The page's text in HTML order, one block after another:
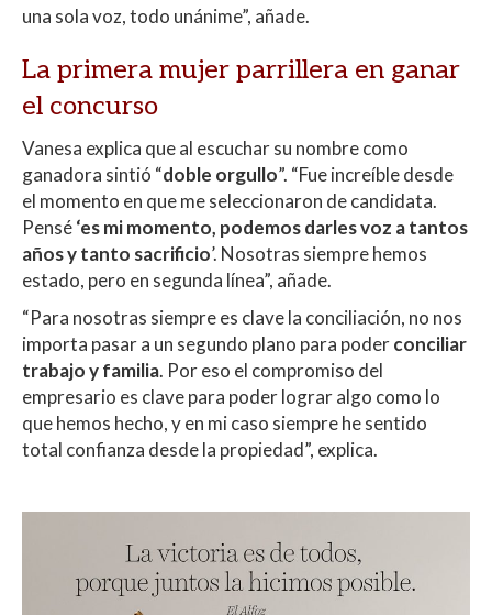
una sola voz, todo unánime”, añade.
La primera mujer parrillera en ganar
el concurso
Vanesa explica que al escuchar su nombre como
ganadora sintió “doble orgullo”. “Fue increíble desde
el momento en que me seleccionaron de candidata.
Pensé‘es mi momento, podemos darles voz a tantos
años y tanto sacrificio’. Nosotras siempre hemos
estado, pero en segunda línea”, añade.
“Para nosotras siempre es clave la conciliación, no nos
importa pasar a un segundo plano para poderconciliar
trabajo y familia. Por eso el compromiso del
empresario es clave para poder lograr algo como lo
que hemos hecho, y en mi caso siempre he sentido
total confianza desde la propiedad”, explica.